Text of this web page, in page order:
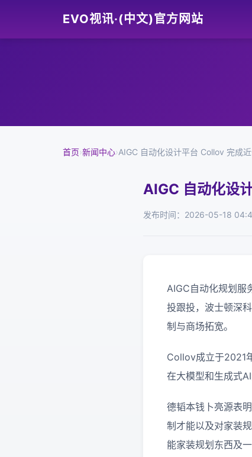
EVO视讯·(中文)官方网站
首页›新闻中心›AIGC 自动化设计平台 Collov 完成
AIGC 自动化设
发布时间：2026-05-18
AIGC自动化规划服
投跟投，波士顿深
制与商场拓宽。
Collov成立于2021
在大模型和生成式
德韬本钱卜亮源表
制才能以及对家装
能家装规划东西及